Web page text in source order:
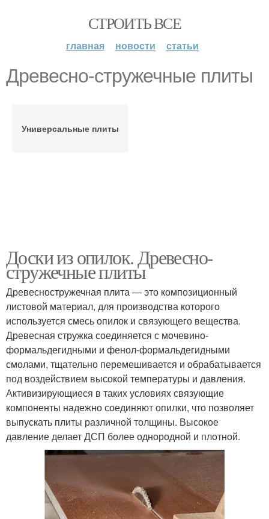
СТРОИТЬ ВСЕ
главная новости статьи
Древесно-стружечные плиты
Универсальные плиты
Доски из опилок. Древесно-
стружечные плиты
Древесностружечная плита — это композиционный
листовой материал, для производства которого
используется смесь опилок и связующего вещества.
Древесная стружка соединяется с мочевино-
формальдегидными и фенол-формальдегидными
смолами, тщательно перемешивается и обрабатывается
под воздействием высокой температуры и давления.
Активизирующиеся в таких условиях связующие
компоненты надежно соединяют опилки, что позволяет
выпускать плиты различной толщины. Высокое
давление делает ДСП более однородной и плотной.